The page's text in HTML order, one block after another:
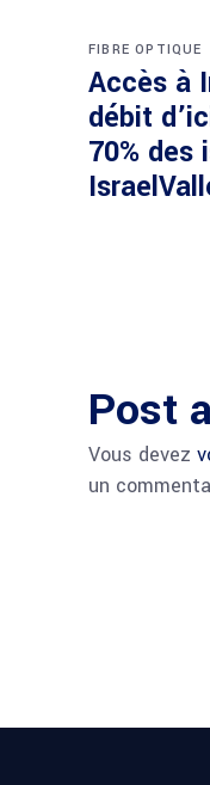
FIBRE OPTIQUE
Accès à
débit
70% des
Post
Vous devez
un